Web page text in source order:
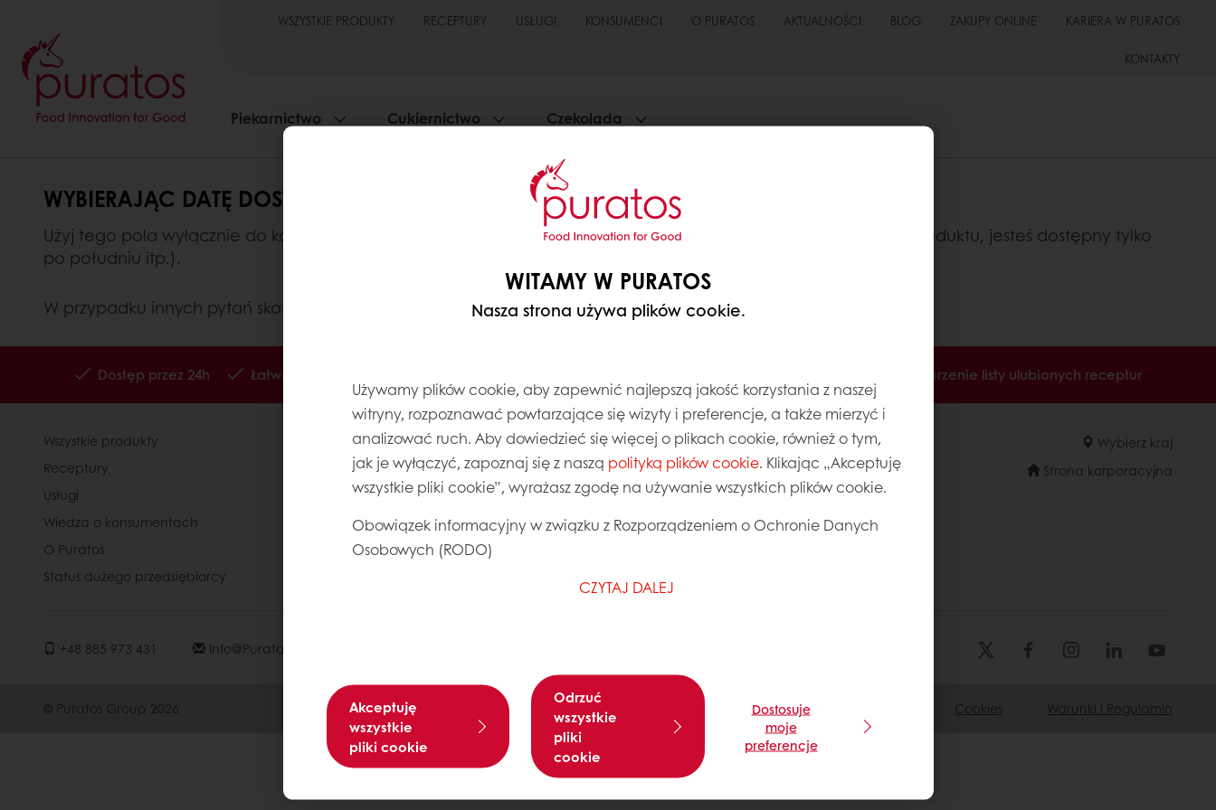
WSZYSTKIE PRODUKTY RECEPTURY USŁUGI KONSUMENCI O PURATOS AKTUALNOŚCI BLOG ZAKUPY ONLINE KARIERA W PURATOS
KONTAKTY
Piekarnictwo Cukiernictwo Czekolada
WYBIERAJĄC DATĘ DOSTAWY, MOŻESZ DODAĆ KOMENTARZ
Użyj tego pola wyłącznie do komentarzy związanych z Twoim zamówieniem (na przykład: nie możesz znaleźć produktu, jesteś dostępny tylko
po południu itp.).
W przypadku innych pytań skorzystaj z kontaktowego.
WITAMY W PURATOS
Nasza strona używa plików cookie.
Używamy plików cookie, aby zapewnić najlepszą jakość korzystania z naszej
witryny, rozpoznawać powtarzające się wizyty i preferencje, a także mierzyć i
analizować ruch. Aby dowiedzieć się więcej o plikach cookie, również o tym,
jak je wyłączyć, zapoznaj się z naszą polityką plików cookie. Klikając „Akceptuję
wszystkie pliki cookie”, wyrażasz zgodę na używanie wszystkich plików cookie.
Obowiązek informacyjny w związku z Rozporządzeniem o Ochronie Danych
Osobowych (RODO)
CZYTAJ DALEJ
Akceptuję
wszystkie
pliki cookie
Odrzuć
wszystkie
pliki
cookie
Dostosuje
moje
preferencje
Dostęp przez 24h Łatwe zamawianie poprzez Mój Puratos Tworzenie listy ulubionych receptur
Wszystkie produkty
Receptury
Usługi
Wiedza o konsumentach
O Puratos
Status dużego przedsiębiorcy
Kontakty
Kariera
Speak Up - Odezwij się
Polityka prywatności RODO
Ogólne warunki współpracy
Wybierz kraj
Strona korporacyjna
+48 885 973 431 Info@puratos.pl
© Puratos Group 2026 Cookies Warunki I Regulamin